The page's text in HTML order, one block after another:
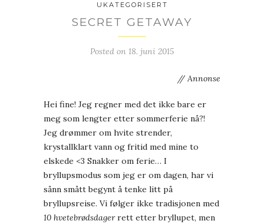
UKATEGORISERT
SECRET GETAWAY
Posted on 18. juni 2015
// Annonse
Hei fine! Jeg regner med det ikke bare er
meg som lengter etter sommerferie nå?!
Jeg drømmer om hvite strender,
krystallklart vann og fritid med mine to
elskede <3 Snakker om ferie… I
bryllupsmodus som jeg er om dagen, har vi
sånn smått begynt å tenke litt på
bryllupsreise. Vi følger ikke tradisjonen med
10 hvetebrødsdagerrett etter bryllupet, men